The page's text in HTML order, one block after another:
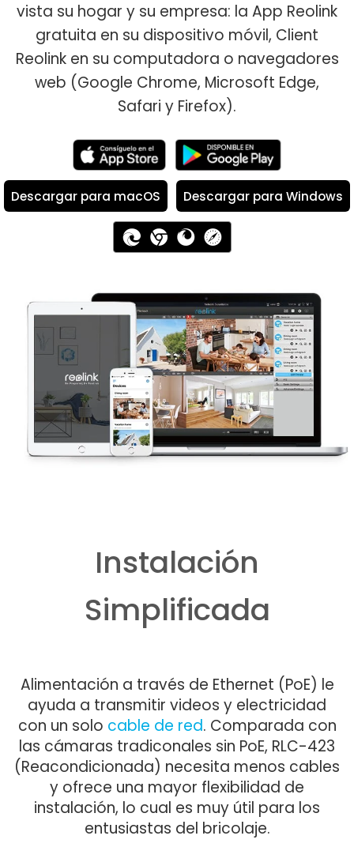
vista su hogar y su empresa: la App Reolink
gratuita en su dispositivo móvil, Client
Reolink en su computadora o navegadores
web (Google Chrome, Microsoft Edge,
Safari y Firefox).
Descargar para macOS Descargar para Windows
Instalación
Simplificada
Alimentación a través de Ethernet (PoE) le
ayuda a transmitir videos y electricidad
con un solo cable de red. Comparada con
las cámaras tradiconales sin PoE, RLC-423
(Reacondicionada) necesita menos cables
y ofrece una mayor flexibilidad de
instalación, lo cual es muy útil para los
entusiastas del bricolaje.